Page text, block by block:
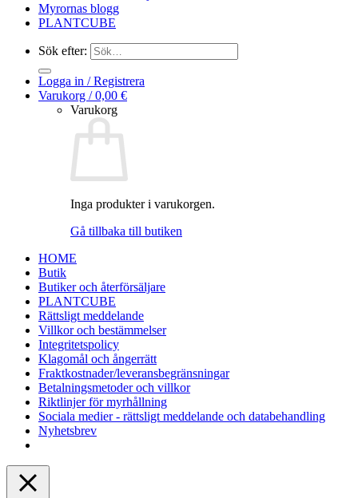
Myrornas blogg
PLANTCUBE
Sök efter:
Logga in / Registrera
Varukorg /0,00 €
Varukorg
Inga produkter i varukorgen.
Gå tillbaka till butiken
HOME
Butik
Butiker och återförsäljare
PLANTCUBE
Rättsligt meddelande
Villkor och bestämmelser
Integritetspolicy
Klagomål och ångerrätt
Fraktkostnader/leveransbegränsningar
Betalningsmetoder och villkor
Riktlinjer för myrhållning
Sociala medier - rättsligt meddelande och databehandling
Nyhetsbrev